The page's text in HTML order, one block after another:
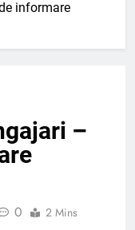
informare
–
0 2 Mins